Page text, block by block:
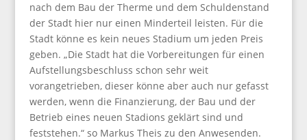
nach dem Bau der Therme und dem Schuldenstand
der Stadt hier nur einen Minderteil leisten. Für die
Stadt könne es kein neues Stadium um jeden Preis
geben. „Die Stadt hat die Vorbereitungen für einen
Aufstellungsbeschluss schon sehr weit
vorangetrieben, dieser könne aber auch nur gefasst
werden, wenn die Finanzierung, der Bau und der
Betrieb eines neuen Stadions geklärt sind und
feststehen.“ so Markus Theis zu den Anwesenden.